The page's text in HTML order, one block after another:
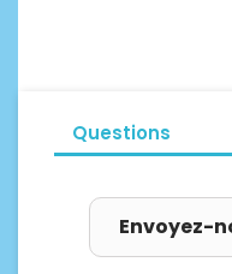
Questions
Envoyez-